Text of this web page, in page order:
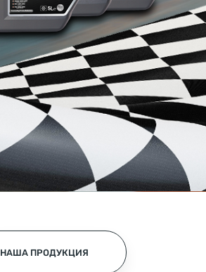
НАША ПРОДУКЦИЯ